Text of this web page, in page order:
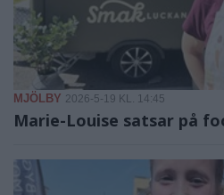
MJÖLBY 2026-5-19 KL. 14:45
Marie-Louise satsar på